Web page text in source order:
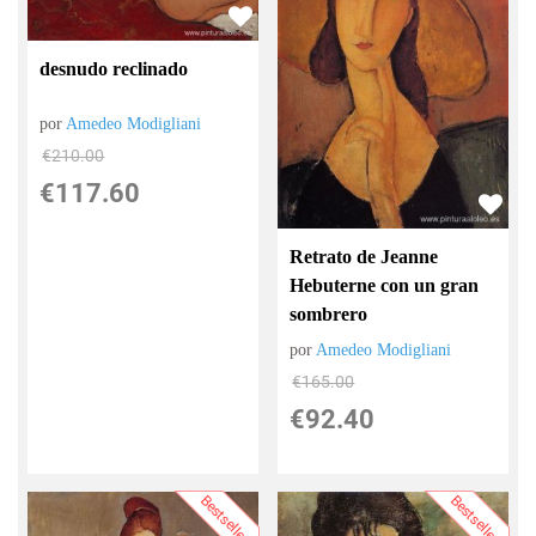
desnudo reclinado
porAmedeo Modigliani
€210.00
€117.60
Retrato de Jeanne
Hebuterne con un gran
sombrero
por Amedeo Modigliani
€165.00
€92.40
Bestsellers Bestsellers